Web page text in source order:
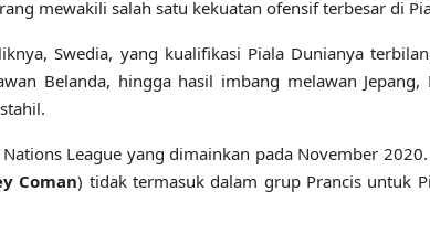
mewakili salah satu kekuatan ofensif terbesar di
Swedia, yang kualifikasi Piala Dunianya
Belanda, hingga hasil imbang melawan
League yang dimainkan pada November 2020.
Coman) tidak termasuk dalam grup Prancis untuk